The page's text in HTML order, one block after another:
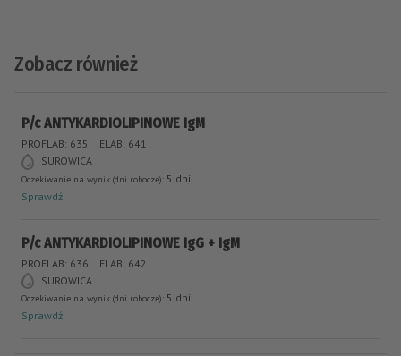
Zobacz również
P/c ANTYKARDIOLIPINOWE IgM
PROFLAB: 635
ELAB: 641
SUROWICA
Oczekiwanie na wynik (dni robocze): 5 dni
Sprawdź
P/c ANTYKARDIOLIPINOWE IgG + IgM
PROFLAB: 636
ELAB: 642
SUROWICA
Oczekiwanie na wynik (dni robocze): 5 dni
Sprawdź